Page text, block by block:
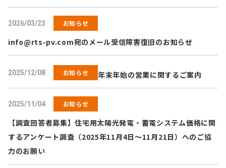
2026/03/23 お知らせ
info@rts-pv.com宛のメール受信障害復旧のお知らせ
2025/12/08 お知らせ 年末年始の営業に関するご案内
2025/11/04 お知らせ
【調査回答者募集】住宅用太陽光発電・蓄電システム価格に関
するアンケート調査（2025年11月4日～11月21日）へのご協
力のお願い